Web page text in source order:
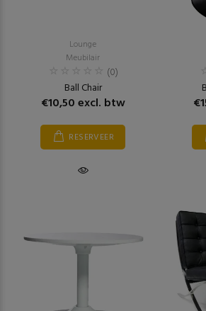
Lounge
Meubilair
(0)
Ball Chair
€10,50 excl. btw
RESERVEER